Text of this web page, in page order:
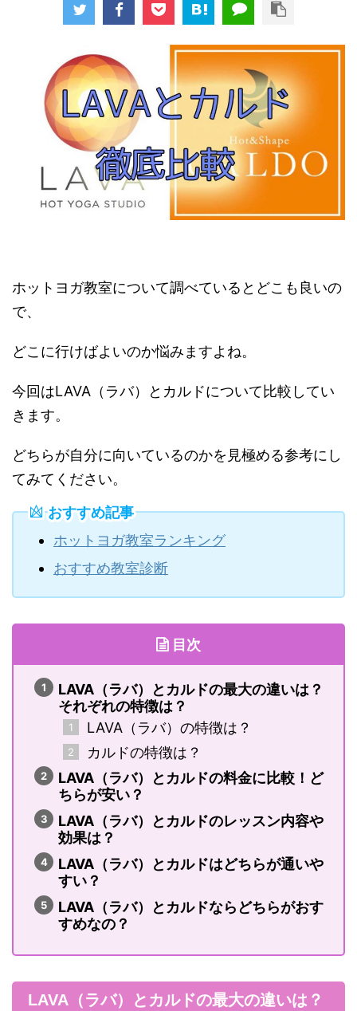
ホットヨガ教室について調べているとどこも良いの
で、
どこに行けばよいのか悩みますよね。
今回はLAVA（ラバ）とカルドについて比較してい
きます。
どちらが自分に向いているのかを見極める参考にし
てみてください。
おすすめ記事
ホットヨガ教室ランキング
おすすめ教室診断
目次
LAVA（ラバ）とカルドの最大の違いは？
それぞれの特徴は？
LAVA（ラバ）の特徴は？
カルドの特徴は？
LAVA（ラバ）とカルドの料金に比較！ど
ちらが安い？
LAVA（ラバ）とカルドのレッスン内容や
効果は？
LAVA（ラバ）とカルドはどちらが通いや
すい？
LAVA（ラバ）とカルドならどちらがおす
すめなの？
LAVA（ラバ）とカルドの最大の違いは？